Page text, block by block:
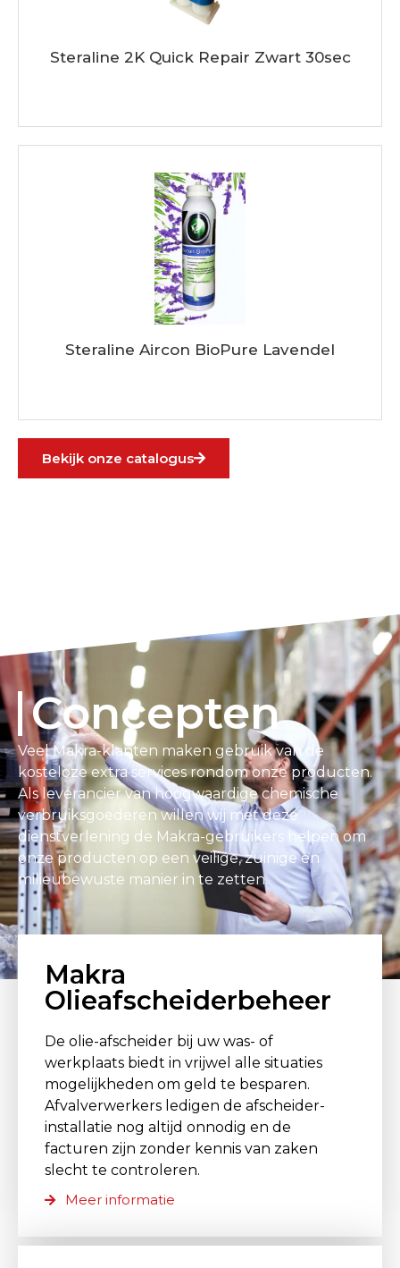
Steraline 2K Quick Repair Zwart 30sec
Steraline Aircon BioPure Lavendel
Bekijk onze catalogus
Concepten
Veel Makra-klanten maken gebruik van de
kosteloze extra services rondom onze producten.
Als leverancier van hoogwaardige chemische
verbruiksgoederen willen wij met deze
dienstverlening de Makra-gebruikers helpen om
onze producten op een veilige, zuinige en
milieubewuste manier in te zetten.
Makra
Olieafscheiderbeheer
De olie-afscheider bij uw was- of
werkplaats biedt in vrijwel alle situaties
mogelijkheden om geld te besparen.
Afvalverwerkers ledigen de afscheider-
installatie nog altijd onnodig en de
facturen zijn zonder kennis van zaken
slecht te controleren.
Meer informatie